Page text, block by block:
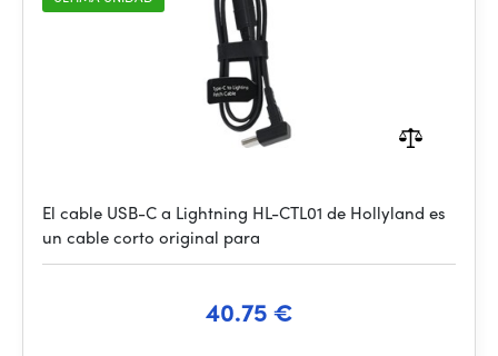
El cable USB-C a Lightning HL-CTL01 de Hollyland es
un cable corto original para
40.75 €